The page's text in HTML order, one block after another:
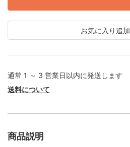
お気に入り追加
通常 1 ～ 3 営業日以内に発送します
送料について
商品説明